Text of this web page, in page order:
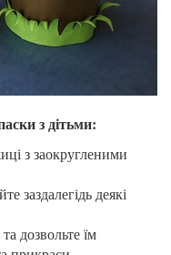
з дітьми:
з заокругленими
заздалегідь деякі
дозвольте їм